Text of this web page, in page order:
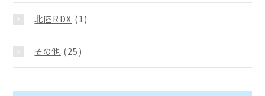
北陸RDX (1)
その他 (25)